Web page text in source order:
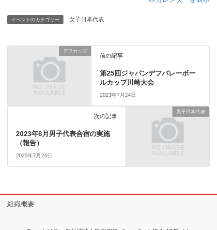
イベントのカテゴリー 女子日本代表
デフカップ
前の記事
第25回ジャパンデフバレーボー
ルカップ川崎大会
2023年7月24日
男子日本代表
次の記事
2023年6月男子代表合宿の実施
（報告）
2023年7月24日
組織概要